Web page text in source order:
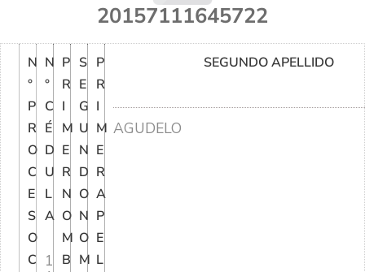
20157111645722
N
°
P
R
O
C
E
S
O
C
N
°
C
É
D
U
L
A
1
P
R
I
M
E
R
N
O
M
B
S
E
G
U
N
D
O
N
O
M
P
R
I
M
E
R
A
P
E
L
SEGUNDO APELLIDO
AGUDELO